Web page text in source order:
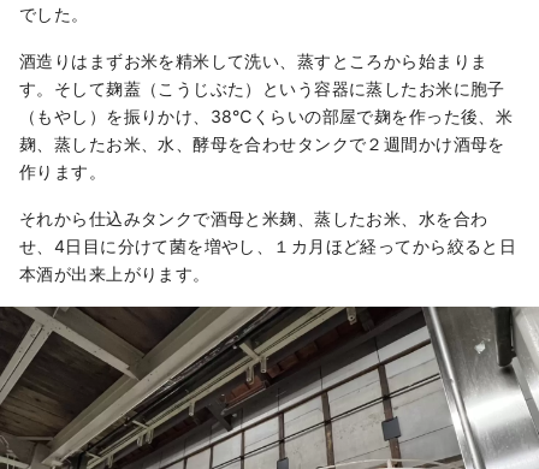
でした。
酒造りはまずお米を精米して洗い、蒸すところから始まりま
す。そして麹蓋（こうじぶた）という容器に蒸したお米に胞子
（もやし）を振りかけ、38℃くらいの部屋で麹を作った後、米
麹、蒸したお米、水、酵母を合わせタンクで２週間かけ酒母を
作ります。
それから仕込みタンクで酒母と米麹、蒸したお米、水を合わ
せ、4日目に分けて菌を増やし、１カ月ほど経ってから絞ると日
本酒が出来上がります。